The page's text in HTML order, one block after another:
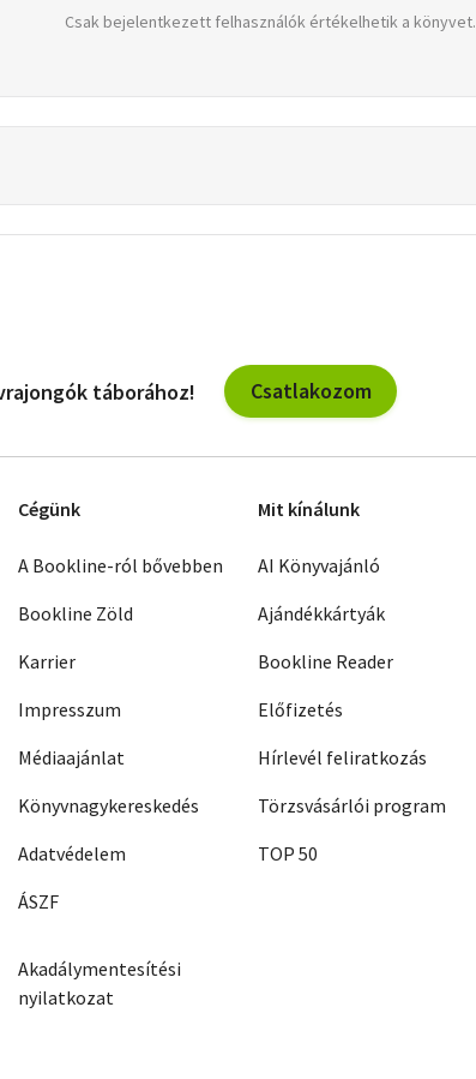
Csak bejelentkezett felhasználók értékelhetik a könyvet.
táborához! Csatlakozom
Cégünk
A Bookline-ról bővebben
Bookline Zöld
Karrier
Impresszum
Médiaajánlat
Könyvnagykereskedés
Adatvédelem
ÁSZF
Akadálymentesítési
nyilatkozat
Mit kínálunk
AI Könyvajánló
Ajándékkártyák
Bookline Reader
Előfizetés
Hírlevél feliratkozás
Törzsvásárlói program
TOP 50